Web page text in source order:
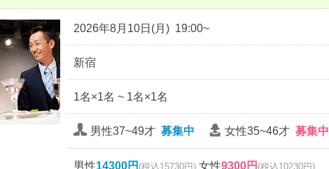
2026年8月10日(月) 19:00~
新宿
1名×1名 ~ 1名×1名
男性37~49才 募集中 女性35~46才 募集中
男性14300円 (税込15730円) 女性9300円 (税込10230円)